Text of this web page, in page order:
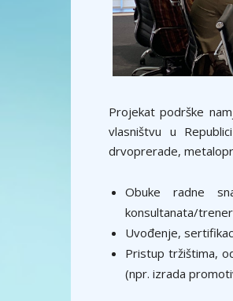
Projekat podrške
vlasništvu u
drvoprerade,
Obuke radne
konsultanata/
Uvođenje,
Pristup tržištima,
(npr. izrada